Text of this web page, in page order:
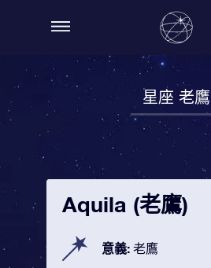
星座 老鷹
Aquila (老鷹)
意義: 老鷹